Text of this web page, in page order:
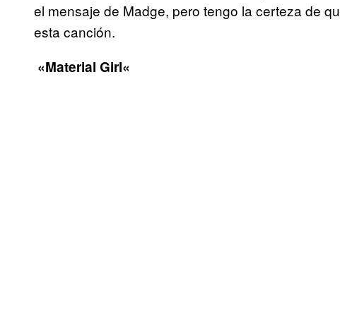
el mensaje de Madge, pero tengo la certeza de
esta canción.
«Material Girl«